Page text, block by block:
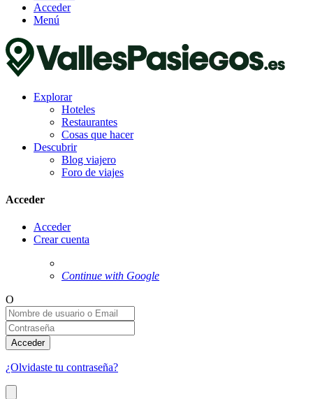
Acceder
Menú
Explorar
Hoteles
Restaurantes
Cosas que hacer
Descubrir
Blog viajero
Foro de viajes
Acceder
Acceder
Crear cuenta
Continue with Google
O
Acceder
¿Olvidaste tu contraseña?